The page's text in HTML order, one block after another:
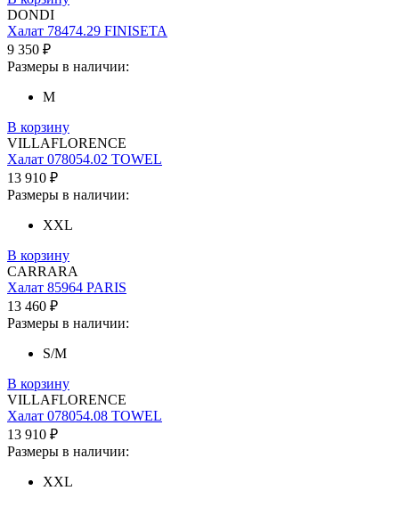
DONDI
Халат 78474.29 FINISETA
9 350 ₽
Размеры в наличии:
M
В корзину
VILLAFLORENCE
Халат 078054.02 TOWEL
13 910 ₽
Размеры в наличии:
XXL
В корзину
CARRARA
Халат 85964 PARIS
13 460 ₽
Размеры в наличии:
S/M
В корзину
VILLAFLORENCE
Халат 078054.08 TOWEL
13 910 ₽
Размеры в наличии:
XXL